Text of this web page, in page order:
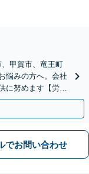
、甲賀市、竜王町
悩みの方へ。会社
に努めます【労使
でお問い合わせ